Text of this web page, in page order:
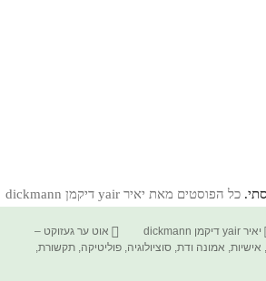
כל הפוסטים מאת יאיר yair דיקמן dickmann‏
מחבר
יאיר yair דיקמן dickmann קטגוריות
אוט ער געזוקט –
אישיות אמונה ודת ,סוציולוגיה ,פוליטיקה ,תקשורת